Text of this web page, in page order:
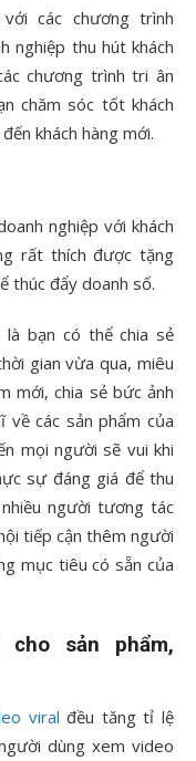
các chương trình
nghiệp thu hút khách
chương trình tri ân
chăm sóc tốt khách
khách hàng mới.
nghiệp với khách
rất thích được tặng
thúc đẩy doanh số.
bạn có thể chia sẻ
gian vừa qua, miêu
mới, chia sẻ bức ảnh
về các sản phẩm của
mọi người sẽ vui khi
sự đáng giá để thu
người tương tác
tiếp cận thêm người
mục tiêu có sẵn của
sản phẩm,
viral đều tăng tỉ lệ
dùng xem video